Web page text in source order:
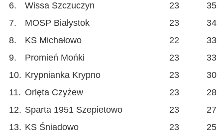
6.
Wissa Szczuczyn 23
35
7.
MOSP Białystok 23
34
8.
KS Michałowo 22
33
9.
Promień Mońki 23
33
10. Krypnianka Krypno 23
30
11. Orlęta Czyżew 23
28
12. Sparta 1951 Szepietowo 23
27
13. KS Śniadowo 23
25